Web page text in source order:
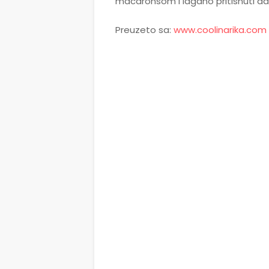
Preuzeto sa: www.coolinarika.com